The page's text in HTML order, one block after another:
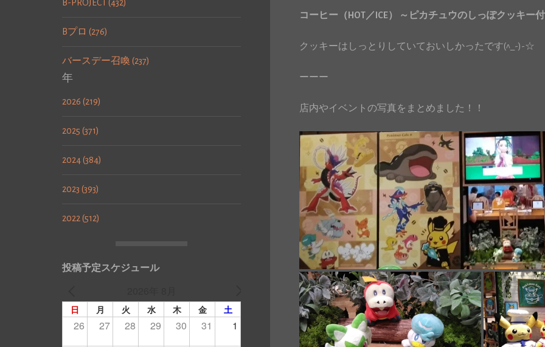
B-PROJECT (432)
Bプロ (276)
バースデー召喚 (237)
年
2026 (219)
2025 (371)
2024 (384)
2023 (393)
2022 (512)
投稿予定スケジュール
日 月 火 水 木 金 土
26 27 28 29 30 31 1
コーヒー（HOT／ICE） ～ピカチュウのしっぽクッキー
クッキーはしっとりしていておいしかったです(^_-)-☆
ーーー
店内やイベントの写真をまとめました！！